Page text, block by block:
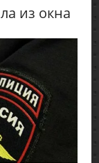
из окна